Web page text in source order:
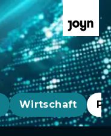
Wirtschaft